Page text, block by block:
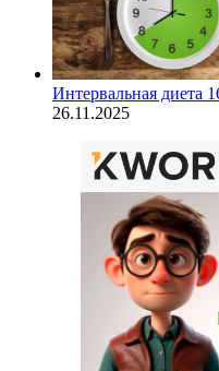
Интервальная
26.11.2025